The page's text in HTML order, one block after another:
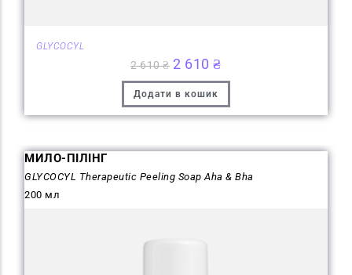
GLYCOCYL
2 610₴ 2 610₴
Додати в кошик
МИЛО-ПІЛІНГ
GLYCOCYL Therapeutic Peeling Soap Aha & Bha
200 мл